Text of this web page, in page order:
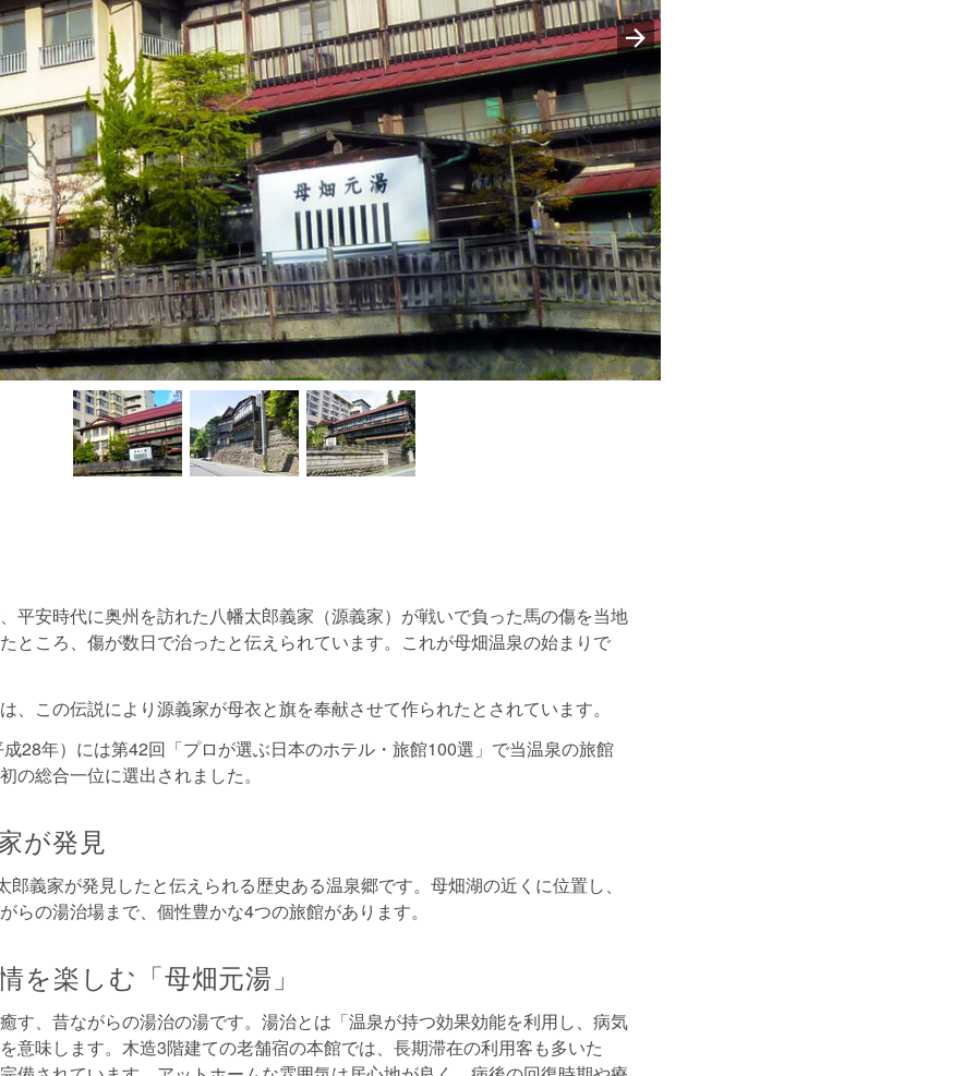
平安時代に奥州を訪れた八幡太郎義家（源義家）が戦いで負った馬の傷を当地
ところ、傷が数日で治ったと伝えられています。これが母畑温泉の始まりで
、この伝説により源義家が母衣と旗を奉献させて作られたとされています。
28年）には第42回「プロが選ぶ日本のホテル・旅館100選」で当温泉の旅館
の総合一位に選出されました。
が発見
郎義家が発見したと伝えられる歴史ある温泉郷です。母畑湖の近くに位置し、
らの湯治場まで、個性豊かな4つの旅館があります。
を楽しむ「母畑元湯」
す、昔ながらの湯治の湯です。湯治とは「温泉が持つ効果効能を利用し、病気
意味します。木造3階建ての老舗宿の本館では、長期滞在の利用客も多いた